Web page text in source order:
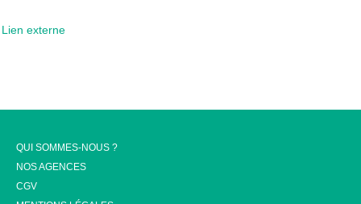
Lien externe
QUI SOMMES-NOUS ?
NOS AGENCES
CGV